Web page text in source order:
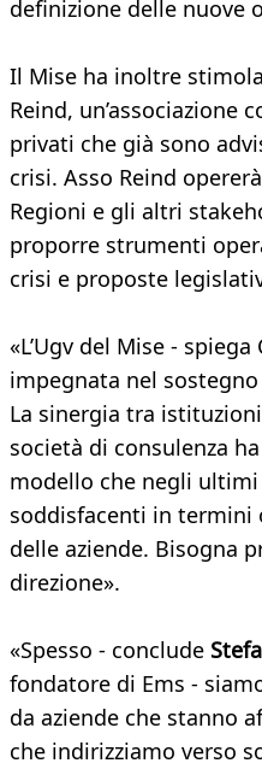
definizione delle nuove
Il Mise ha inoltre
Reind, un’associazione
privati che già sono
crisi. Asso Reind
Regioni e gli altri
proporre strumenti
crisi e proposte
«L’Ugv del Mise -
impegnata nel
La sinergia tra
società di consulenza
modello che negli
soddisfacenti in termini
delle aziende. Bisogna
direzione».
«Spesso - conclude
fondatore di Ems -
da aziende che stanno
che indirizziamo verso